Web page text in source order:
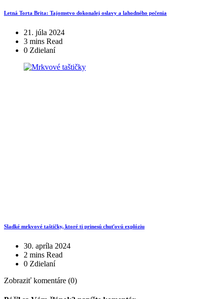
Letná Torta Brita: Tajomstvo dokonalej oslavy a lahodného pečenia
21. júla 2024
3 mins Read
0 Zdielaní
Sladké mrkvové taštičky, ktoré ti prinesú chuťovú explóziu
30. apríla 2024
2 mins Read
0 Zdielaní
Zobraziť komentáre (0)